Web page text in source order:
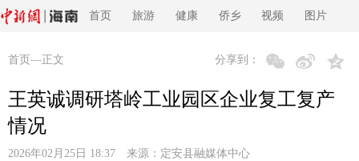
首页 旅游 健康 侨乡 视频 图片
首页 —正文 分享到：
王英诚调研塔岭工业园区企业复工复产
情况
2026年02月25日 18:37 来源： 定安县融媒体中心